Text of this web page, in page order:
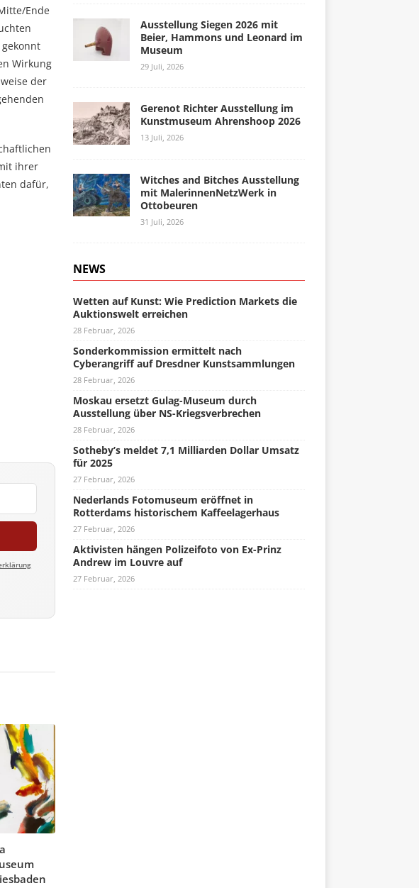
Ende
Wirkung
der
ihrer
dafür,
Ausstellung Siegen 2026 mit
Beier, Hammons und Leonard im
Museum
29 Juli, 2026
Gerenot Richter Ausstellung im
Kunstmuseum Ahrenshoop 2026
13 Juli, 2026
Witches and Bitches Ausstellung
mit MalerinnenNetzWerk in
Ottobeuren
31 Juli, 2026
NEWS
Wetten auf Kunst: Wie Prediction Markets die
Auktionswelt erreichen
28 Februar, 2026
Sonderkommission ermittelt nach
Cyberangriff auf Dresdner Kunstsammlungen
28 Februar, 2026
Moskau ersetzt Gulag-Museum durch
Ausstellung über NS-Kriegsverbrechen
28 Februar, 2026
Sotheby’s meldet 7,1 Milliarden Dollar Umsatz
für 2025
27 Februar, 2026
Nederlands Fotomuseum eröffnet in
Rotterdams historischem Kaffeelagerhaus
27 Februar, 2026
Aktivisten hängen Polizeifoto von Ex-Prinz
Andrew im Louvre auf
27 Februar, 2026